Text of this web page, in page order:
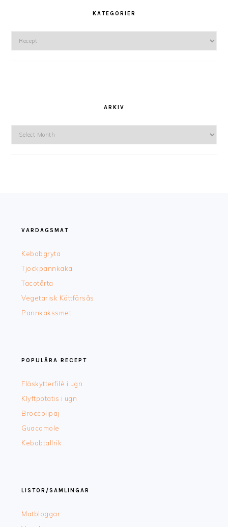
KATEGORIER
ARKIV
VARDAGSMAT
Kebabgryta
Tjockpannkaka
Tacotårta
Vegetarisk Köttfärsås
Pannkakssmet
POPULÄRA RECEPT
Fläskytterfilè i ugn
Klyftpotatis i ugn
Broccolipaj
Guacamole
Kebabtallrik
LISTOR/SAMLINGAR
Matbloggar